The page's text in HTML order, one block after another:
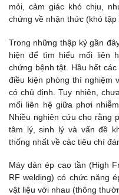
mỏi, cảm giác khó chịu,
chứng về nhận thức (khó
Trong những thập kỷ gần
hiện để tìm hiểu mối liên
chứng bệnh tật. Hầu hết
điều kiện phòng thí nghiệm
có chủ định. Tuy nhiên,
mối liên hệ giữa phơi
Nhiều nghiên cứu cho rằng
tâm lý, sinh lý và vấn đề
thống nhất về các tiêu chí
Máy dán ép cao tần (High
RF welding) có chức năng
vật liệu với nhau (thông